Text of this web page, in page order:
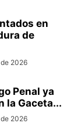
en
de
2026
Penal ya
la Gaceta...
2026